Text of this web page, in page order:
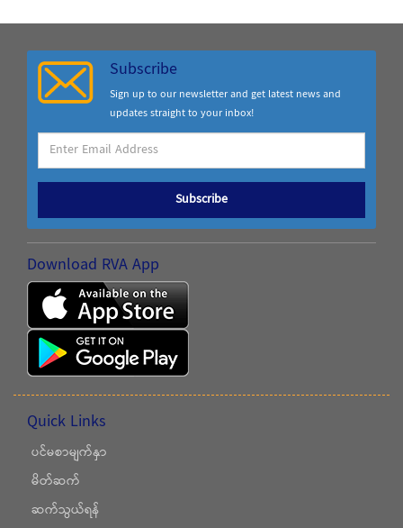
Subscribe
Sign up to our newsletter and get latest news and
updates straight to your inbox!
Subscribe
Download RVA App
Quick Links
ပင်မစာမျက်နှာ
မိတ်ဆက်
ဆက်သွယ်ရန်